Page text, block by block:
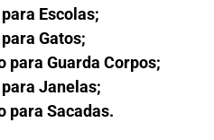
Escolas;
Gatos;
para Guarda Corpos;
Janelas;
para Sacadas.